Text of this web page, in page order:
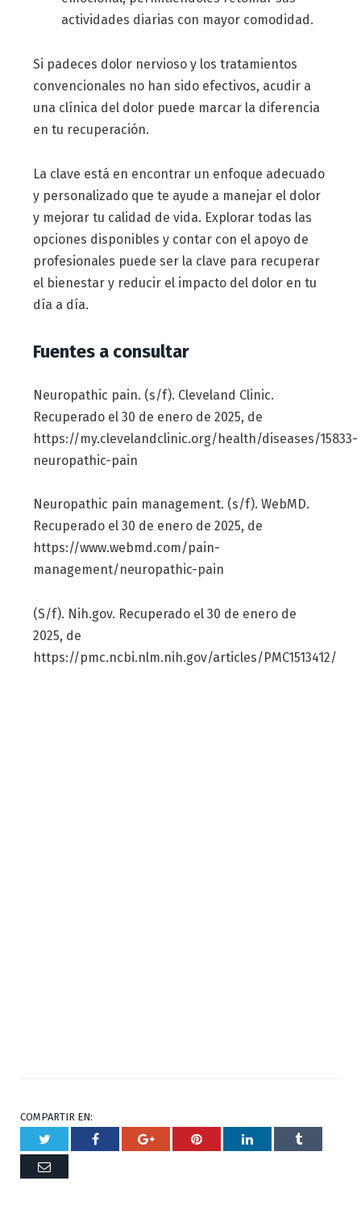
actividades diarias con mayor comodidad.
Si padeces dolor nervioso y los tratamientos
convencionales no han sido efectivos, acudir a
una clínica del dolor puede marcar la diferencia
en tu recuperación.
La clave está en encontrar un enfoque adecuado
y personalizado que te ayude a manejar el dolor
y mejorar tu calidad de vida. Explorar todas las
opciones disponibles y contar con el apoyo de
profesionales puede ser la clave para recuperar
el bienestar y reducir el impacto del dolor en tu
día a día.
Fuentes a consultar
Neuropathic pain. (s/f). Cleveland Clinic.
Recuperado el 30 de enero de 2025, de
https://my.clevelandclinic.org/health/diseases/15833-
neuropathic-pain
Neuropathic pain management. (s/f). WebMD.
Recuperado el 30 de enero de 2025, de
https://www.webmd.com/pain-
management/neuropathic-pain
(S/f). Nih.gov. Recuperado el 30 de enero de
2025, de
https://pmc.ncbi.nlm.nih.gov/articles/PMC1513412/
COMPARTIR EN:
Twitter Facebook Google+ Pinterest RespuestaTumblr
Correo